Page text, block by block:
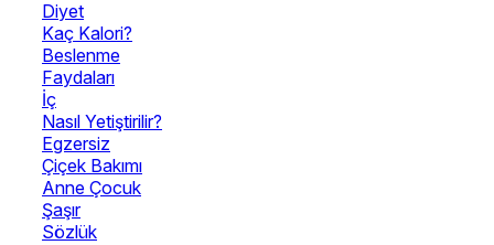
Diyet
Kaç Kalori?
Beslenme
Faydaları
İç
Nasıl Yetiştirilir?
Egzersiz
Çiçek Bakımı
Anne Çocuk
Şaşır
Sözlük